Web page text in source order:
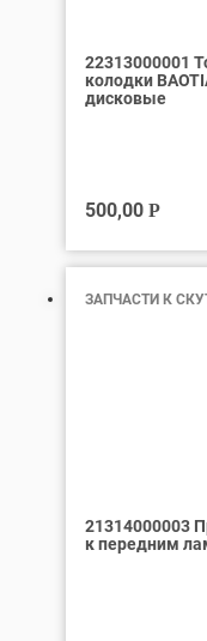
22313000001
колодки
дисковые
500,00 Р
ЗАПЧАСТИ К
21314000003
к передним